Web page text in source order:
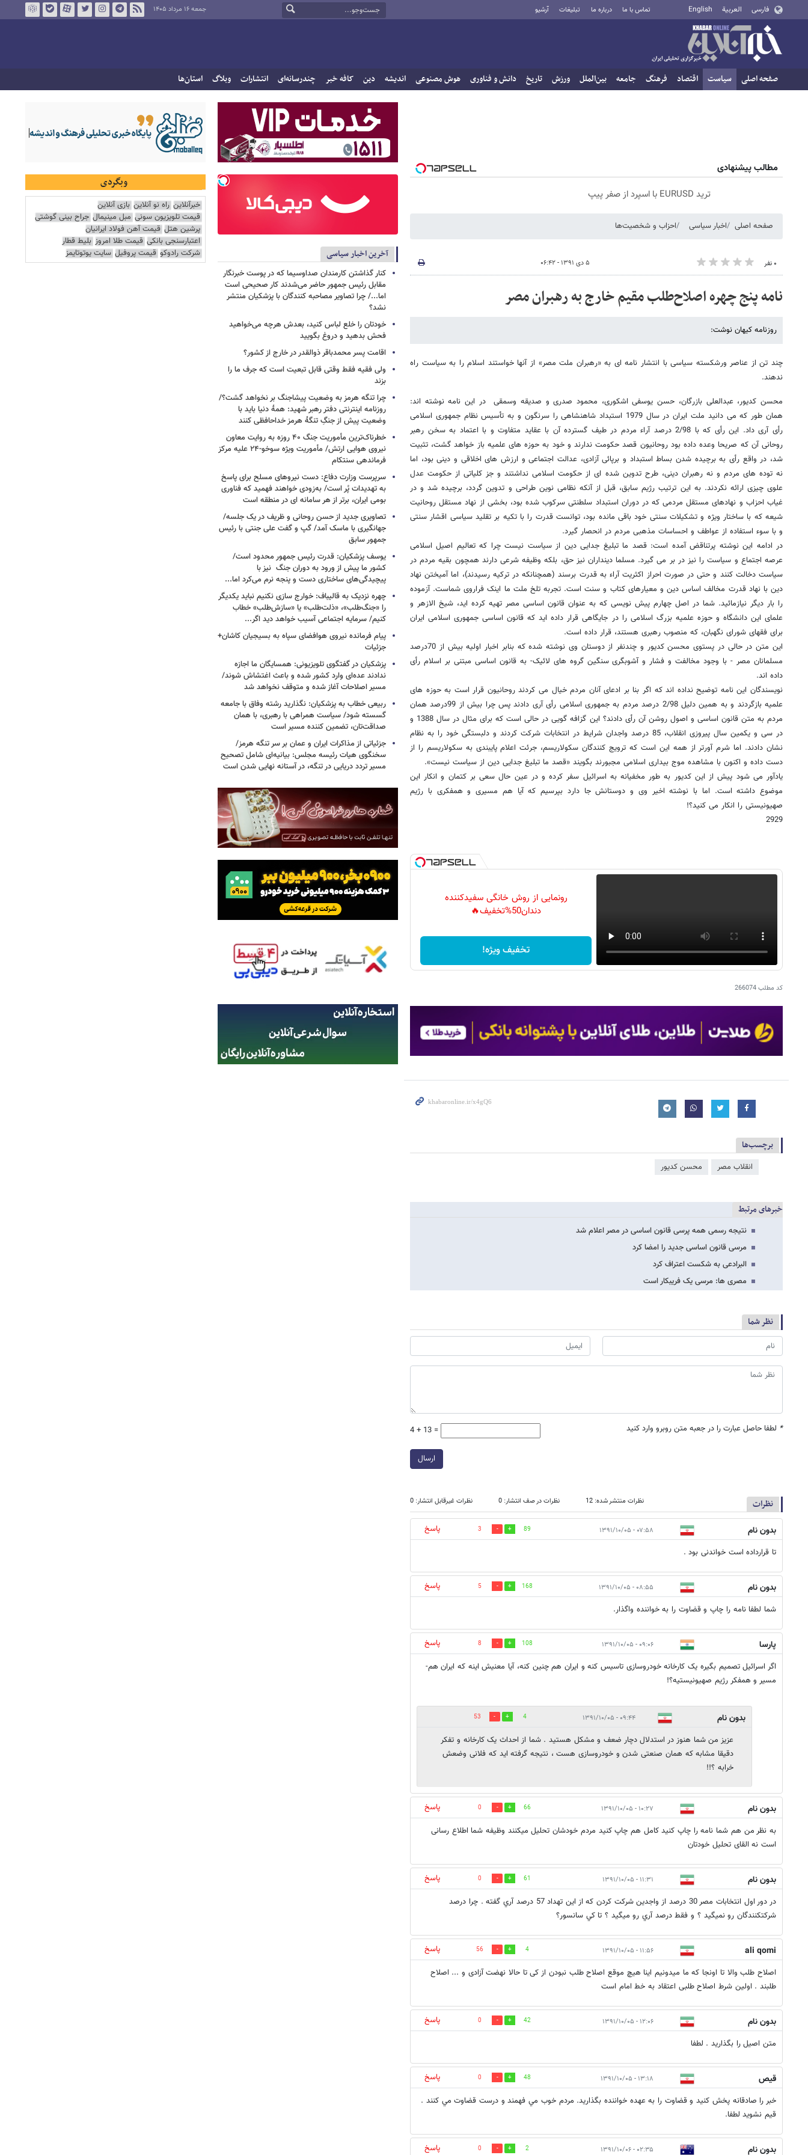
فارسی العربية English تماس با ما درباره ما تبلیغات آرشیو جمعه ۱۶ مرداد ۱۴۰۵
صفحه اصلی سیاست اقتصاد فرهنگ جامعه بین‌الملل ورزش تاریخ دانش و فناوری هوش مصنوعی اندیشه دین کافه خبر چندرسانه‌ای انتشارات وبلاگ استان‌ها
مطالب پیشنهادی
ترید EURUSD با اسپرد از صفر پیپ
صفحه اصلی اخبار سیاسی احزاب و شخصیت‌ها
۰ نفر ۵ دی ۱۳۹۱ - ۰۶:۴۲
نامه پنج چهره اصلاح‌طلب مقیم خارج به رهبران مصر
روزنامه کیهان نوشت:
چند تن از عناصر ورشکسته سیاسی با انتشار نامه ای به «رهبران ملت مصر» از آنها خواستند اسلام را به سیاست راه
ندهند.
محسن کدیور، عبدالعلی بازرگان، حسن یوسفی اشکوری، محمود صدری و صدیقه وسمقی در این نامه نوشته اند:
همان طور که می دانید ملت ایران در سال 1979 استبداد شاهنشاهی را سرنگون و به تأسیس نظام جمهوری اسلامی
رأی آری داد. این رأی که با 2/98 درصد آراء مردم در طیف گسترده آن با عقاید متفاوت و با اعتماد به سخن رهبر
روحانی آن که صریحا وعده داده بود روحانیون قصد حکومت ندارند و خود به حوزه های علمیه باز خواهد گشت، تثبیت
شد، در واقع رأی به برچیده شدن بساط استبداد و برپائی آزادی، عدالت اجتماعی و ارزش های اخلاقی و دینی بود، اما
نه توده های مردم و نه رهبران دینی، طرح تدوین شده ای از حکومت اسلامی نداشتند و جز کلیاتی از حکومت عدل
علوی چیزی ارائه نکردند. به این ترتیب رژیم سابق، قبل از آنکه نظامی نوین طراحی و تدوین گردد، برچیده شد و در
غیاب احزاب و نهادهای مستقل مردمی که در دوران استبداد سلطنتی سرکوب شده بود، بخشی از نهاد مستقل روحانیت
شیعه که با ساختار ویژه و تشکیلات سنتی خود باقی مانده بود، توانست قدرت را با تکیه بر تقلید سیاسی اقشار سنتی
و با سوء استفاده از عواطف و احساسات مذهبی مردم در انحصار گیرد.
در ادامه این نوشته پرتناقض آمده است: قصد ما تبلیغ جدایی دین از سیاست نیست چرا که تعالیم اصیل اسلامی
عرصه اجتماع و سیاست را نیز در بر می گیرد. مسلما دینداران نیز حق، بلکه وظیفه شرعی دارند همچون بقیه مردم در
سیاست دخالت کنند و حتی در صورت احراز اکثریت آراء به قدرت برسند (همچنانکه در ترکیه رسیدند)، اما آمیختن نهاد
دین با نهاد قدرت مخالف اساس دین و معیارهای کتاب و سنت است. تجربه تلخ ملت ما اینک فراروی شماست. آزموده
را بار دیگر نیازمائید. شما در اصل چهارم پیش نویسی که به عنوان قانون اساسی مصر تهیه کرده اید، شیخ الازهر و
علمای این دانشگاه و حوزه علمیه بزرگ اسلامی را در جایگاهی قرار داده اید که قانون اساسی جمهوری اسلامی ایران
برای فقهای شورای نگهبان، که منصوب رهبری هستند، قرار داده است.
این متن در حالی در پستوی محسن کدیور و چندنفر از دوستان وی نوشته شده که بنابر اخبار اولیه بیش از 70درصد
مسلمانان مصر - با وجود مخالفت و فشار و آشوبگری سنگین گروه های لائیک- به قانون اساسی مبتنی بر اسلام رأی
داده اند.
نویسندگان این نامه توضیح نداده اند که اگر بنا بر ادعای آنان مردم خیال می کردند روحانیون قرار است به حوزه های
علمیه بازگردند و به همین دلیل 2/98 درصد مردم به جمهوری اسلامی رأی آری دادند پس چرا بیش از 99درصد همان
مردم به متن قانون اساسی و اصول روشن آن رأی دادند؟ این گزافه گویی در حالی است که برای مثال در سال 1388 و
در سی و یکمین سال پیروزی انقلاب، 85 درصد واجدان شرایط در انتخابات شرکت کردند و دلبستگی خود را به نظام
نشان دادند. اما شرم آورتر از همه این است که ترویج کنندگان سکولاریسم، جرئت اعلام پایبندی به سکولاریسم را از
دست داده و اکنون با مشاهده موج بیداری اسلامی مجبورند بگویند «قصد ما تبلیغ جدایی دین از سیاست نیست».
یادآور می شود پیش از این کدیور به طور مخفیانه به اسرائیل سفر کرده و در عین حال سعی بر کتمان و انکار این
موضوع داشته است. اما با نوشته اخیر وی و دوستانش جا دارد بپرسیم که آیا هم مسیری و همفکری با رژیم
صهیونیستی را انکار می کنید؟!
2929
رونمایی از روش خانگی سفیدکننده
دندان50%تخفیف🔥
تخفیف ویژه!
کد مطلب266074
برچسب‌ها
انقلاب مصر محسن کدیور
خبرهای مرتبط
نتیجه رسمی همه پرسی قانون اساسی در مصر اعلام شد
مرسی قانون اساسی جدید را امضا کرد
البرادعی به شکست اعتراف کرد
مصری ها: مرسی یک فریبکار است
نظر شما
* لطفا حاصل عبارت را در جعبه متن روبرو وارد کنید 4 + 13 =
ارسال
نظرات نظرات منتشر شده: 12 نظرات در صف انتشار: 0 نظرات غیرقابل انتشار: 0
بدون نام ۰۷:۵۸ - ۱۳۹۱/۱۰/۰۵ 89
3
پاسخ
تا قرارداده است خواندنی بود .
بدون نام ۰۸:۵۵ - ۱۳۹۱/۱۰/۰۵ 168
5
پاسخ
شما لطفا نامه را چاپ و قضاوت را به خواننده واگذار.
پارسا ۰۹:۰۶ - ۱۳۹۱/۱۰/۰۵ 108
8
پاسخ
اگر اسرائیل تصمیم بگیره یک کارخانه خودروسازی تاسیس کنه و ایران هم چنین کنه، آیا معنیش اینه که ایران هم-
مسیر و همفکر رژیم صهیونیستیه؟!
بدون نام ۰۹:۴۴ - ۱۳۹۱/۱۰/۰۵ 4
53
عزیز من شما هنوز در استدلال دچار ضعف و مشکل هستید . شما از احداث یک کارخانه و تفکر
دقیقا مشابه که همان صنعتی شدن و خودروسازی هست ، نتیجه گرفته اید که فلانی وضعش
خرابه ؟!!
بدون نام ۱۰:۲۷ - ۱۳۹۱/۱۰/۰۵ 66
0
پاسخ
به نظر من هم شما نامه را چاپ کنید کامل هم چاپ کنید مردم خودشان تحلیل میکنند وظیفه شما اطلاع رسانی
است نه القای تحلیل خودتان
بدون نام ۱۱:۳۱ - ۱۳۹۱/۱۰/۰۵ 61
0
پاسخ
در دور اول انتخابات مصر 30 درصد از واجدين شركت كردن كه از اين تهداد 57 درصد آري گفته . چرا درصد
شركتكنندگان رو نميگيد ؟ و فقط درصد آري رو ميگيد ؟ تا كي سانسور؟
ali qomi ۱۱:۵۶ - ۱۳۹۱/۱۰/۰۵ 4
56
پاسخ
اصلاح طلب والا تا اونجا که ما میدونیم اینا هیچ موقع اصلاح طلب نبودن از کی تا حالا نهضت آزادی و ... اصلاح
طلبند . اولین شرط اصلاح طلبی اعتقاد به خط امام است
بدون نام ۱۲:۰۶ - ۱۳۹۱/۱۰/۰۵ 42
0
پاسخ
متن اصيل را بگذاريد . لطفا
قيص ۱۳:۱۸ - ۱۳۹۱/۱۰/۰۵ 48
0
پاسخ
خبر را صادقانه پخش كنيد و قضاوت را به عهده خواننده بگذاريد. مردم خوب مي فهمند و درست قضاوت مي كنند .
قيم نشويد لطفا.
بدون نام ۰۲:۳۵ - ۱۳۹۱/۱۰/۰۶ 2
0 پاسخ
آخرین اخبار سیاسی
کنار گذاشتن کارمندان صداوسیما که در پوست خبرنگار
مقابل رئیس جمهور حاضر می‌شدند کار صحیحی است
اما.../ چرا تصاویر مصاحبه کنندگان با پزشکیان منتشر
نشد؟
خودتان را خلع لباس کنید، بعدش هرچه می‌خواهید
فحش بدهید و دروغ بگویید
اقامت پسر محمدباقر ذوالقدر در خارج از کشور؟
ولی فقیه فقط وقتی قابل تبعیت است که جرف ما را
بزند
چرا تنگه هرمز به وضعیت پیشاجنگ بر نخواهد گشت؟/
روزنامه اینترنتی دفتر رهبر شهید: همۀ دنیا باید با
وضعیت پیش از جنگِ تنگۀ هرمز خداحافظی کنند
خطرناک‌ترین مأموریت جنگ ۴۰ روزه به روایت معاون
نیروی هوایی ارتش/ مأموریت ویژه سوخو-۲۴ علیه مرکز
فرماندهی سنتکام
سرپرست وزارت دفاع: دست نیروهای مسلح برای پاسخ
به تهدیدات پُر است/ به‌زودی خواهند فهمید که فناوری
بومی ایران، برتر از هر سامانه ای در منطقه است
تصاویری جدید از حسن روحانی و ظریف در یک جلسه/
جهانگیری با ماسک آمد/ گپ و گفت علی جنتی با رئیس
جمهور سابق
یوسف پزشکیان: قدرت رئیس‌ جمهور محدود است/
کشور ما پیش از ورود به دوران جنگ نیز با
پیچیدگی‌های ساختاری دست و پنجه نرم می‌کرد اما...
چهره نزدیک به قالیباف: خوارج سازی نکنیم نباید یکدیگر
را «جنگ‌طلب»، «ذلت‌طلب» یا «سازش‌طلب» خطاب
کنیم/ سرمایه اجتماعی آسیب خواهد دید اگر...
پیام فرمانده نیروی هوافضای سپاه به بسیجیان کاشان+
جزئیات
پزشکیان در گفتگوی تلویزیونی: همسایگان ما اجازه
ندادند عده‌ای وارد کشور شده و باعث اغتشاش شوند/
مسیر اصلاحات آغاز شده و متوقف نخواهد شد
ربیعی خطاب به پزشکیان: نگذارید رشته وفاق با جامعه
گسسته شود/ سیاست همراهی با رهبری، با همان
صداقت‌تان، تضمین کننده مسیر است
جزئیاتی از مذاکرات ایران و عمان بر سر تنگه هرمز/
سخنگوی هیات رئیسه مجلس: بیانیه‌ای شامل تصحیح
مسیر تردد دریایی در تنگه، در آستانه نهایی شدن است
وبگردی
خبرآنلاین راه نو آنلاین بازی آنلاین
قیمت تلویزیون سونی مبل مینیمال جراح بینی گوشتی
پرشین هتل قیمت آهن فولاد ایرانیان
اعتبارسنجی بانکی قیمت طلا امروز بلیط قطار
شرکت رادوکو قیمت پروفیل سایت یوتوتایمز